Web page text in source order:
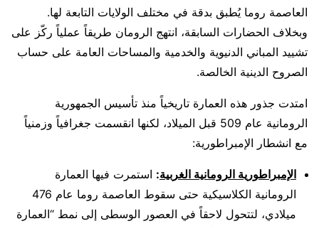
العاصمة روما يُطبق بدقة في مختلف الولايات التابعة لها.
وبخلاف الحضارات السابقة، انتهج الرومان طريقاً عملياً ركّز على
تشييد المباني الدنيوية والخدمية والمساحات العامة على حساب
الصروح الدينية الخالصة.
امتدت جذور هذه العمارة تاريخياً منذ تأسيس الجمهورية
الرومانية عام 509 قبل الميلاد، لكنها انقسمت جغرافياً وزمنياً
مع انشطار الإمبراطورية:
الإمبراطورية الرومانية الغربية: استمرت فيها العمارة
الرومانية الكلاسيكية حتى سقوط العاصمة روما عام 476
ميلادي، لتتحول لاحقاً في العصور الوسطى إلى نمط “العمارة